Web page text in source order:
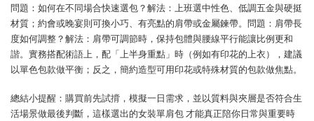
問題：如何在不同場合快速選包？解法：上班選中性色、低調五金與硬挺
材質；約會或晚宴則可換小巧、有亮點的肩帶或金屬鍊帶。問題：肩帶長
度如何調整？解法：肩帶可調節時，保持包體與腰線平行能讓比例更和
諧。實務搭配術語上，配「上半身重點」時（例如有印花的上衣），建議
以單色包款做平衡；反之，簡約造型可用印花或特殊材質的包款做焦點。
總結小提醒：購買前先試揹，模擬一日需求，並以質料與夾層是否符合生
活場景做最後判斷，這樣選出的女裝單肩包 才能真正陪你日常與重要時